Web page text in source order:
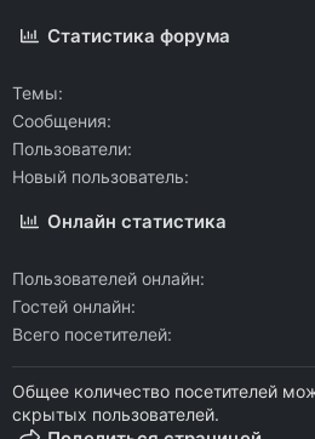
Статистика форума
Темы
Сообщения
Пользователи
Новый пользователь
Онлайн статистика
Пользователей онлайн
Гостей онлайн
Всего посетителей
Общее количество посетителей
скрытых пользователей.